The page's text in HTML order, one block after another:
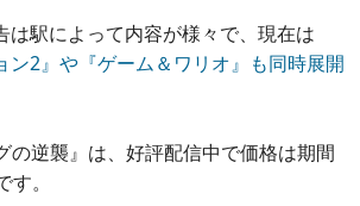
は駅によって内容が様々で、現在は
ン2』や『ゲーム＆ワリオ』も同時展開
の逆襲』は、好評配信中で価格は期間
。